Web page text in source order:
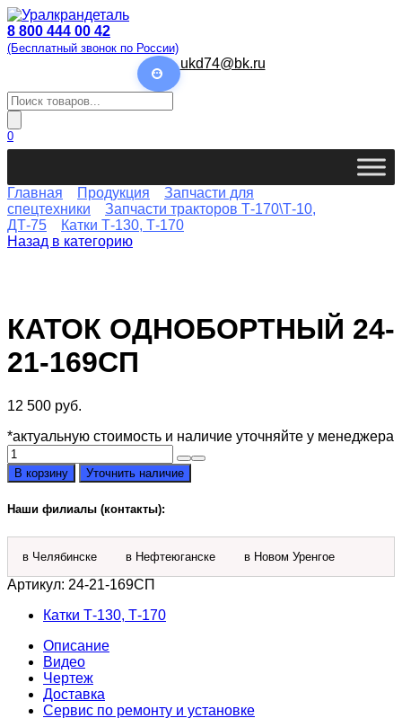
Перейти
к
содержанию
8 800 444 00 42
(Бесплатный звонок по России)
ukd74@bk.ru
Поиск
товаров
0
Главная Продукция
Запчасти для
спецтехники
Запчасти тракторов Т-170\Т-10,
ДТ-75
Катки Т-130, Т-170
Назад в категорию
КАТОК ОДНОБОРТНЫЙ 24-
21-169СП
12 500 руб.
*актуальную стоимость и наличие уточняйте у менеджера
Количество
товара
Каток
24-
169СП
В корзину Уточнить наличие
Наши филиалы (контакты):
в Челябинске в Нефтеюганске в Новом Уренгое
Артикул: 24-21-169СП
Катки Т-130, Т-170
Описание
Видео
Чертеж
Доставка
Сервис по ремонту и установке